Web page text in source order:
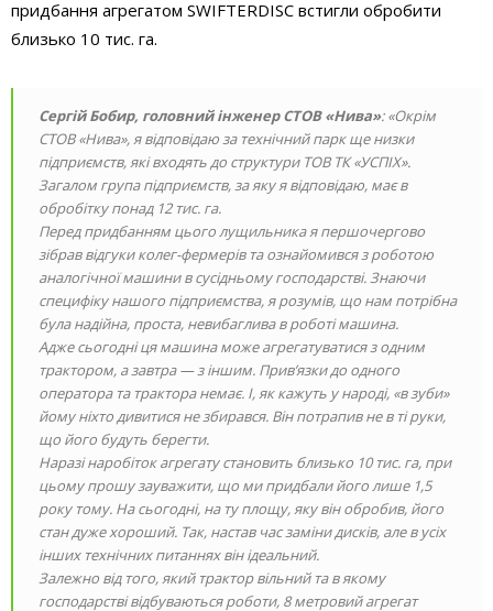
придбання агрегатом SWIFTERDISC встигли обробити
близько 10 тис. га.
Сергій Бобир, головний інженер СТОВ «Нива»: «Окрім
СТОВ «Нива», я відповідаю за технічний парк ще низки
підприємств, які входять до структури ТОВ ТК «УСПІХ».
Загалом група підприємств, за яку я відповідаю, має в
обробітку понад 12 тис. га.
Перед придбанням цього лущильника я першочергово
зібрав відгуки колег-фермерів та ознайомився з роботою
аналогічної машини в сусідньому господарстві. Знаючи
специфіку нашого підприємства, я розумів, що нам потрібна
була надійна, проста, невибаглива в роботі машина.
Адже сьогодні ця машина може агрегатуватися з одним
трактором, а завтра — з іншим. Прив’язки до одного
оператора та трактора немає. І, як кажуть у народі, «в зуби»
йому ніхто дивитися не збирався. Він потрапив не в ті руки,
що його будуть берегти.
Наразі наробіток агрегату становить близько 10 тис. га, при
цьому прошу зауважити, що ми придбали його лише 1,5
року тому. На сьогодні, на ту площу, яку він обробив, його
стан дуже хороший. Так, настав час заміни дисків, але в усіх
інших технічних питаннях він ідеальний.
Залежно від того, який трактор вільний та в якому
господарстві відбуваються роботи, 8 метровий агрегат